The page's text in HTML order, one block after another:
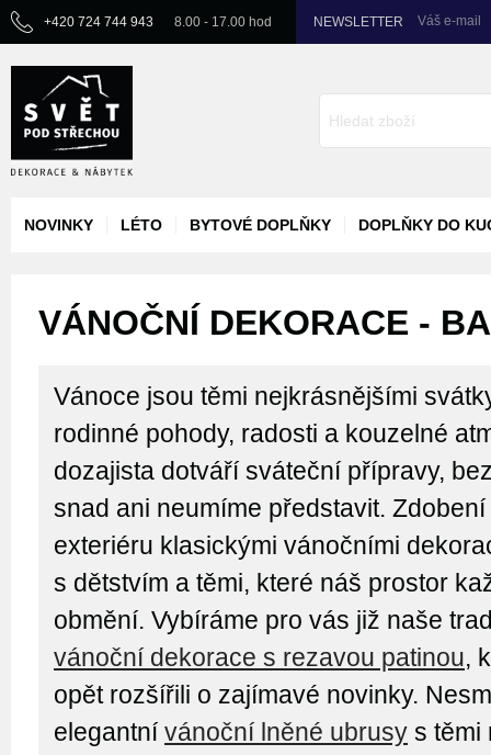
+420 724 744 943 8.00 - 17.00 hod NEWSLETTER Váš e-mail
NOVINKY LÉTO BYTOVÉ DOPLŇKY DOPLŇKY DO
VÁNOČNÍ DEKORACE -
Vánoce jsou těmi nejkrásnějšími
rodinné pohody, radosti a kouzelné
dozajista dotváří sváteční přípravy,
snad ani neumíme představit.
exteriéru klasickými vánočními
s dětstvím a těmi, které náš prostor
obmění. Vybíráme pro vás již naše
vánoční dekorace s rezavou patinou,
opět rozšířili o zajímavé novinky.
elegantnívánoční lněné ubrusy s těmi